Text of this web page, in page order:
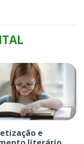
e